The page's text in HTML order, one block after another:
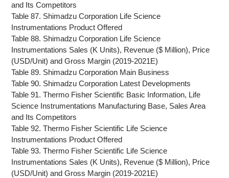
and Its Competitors
Table 87. Shimadzu Corporation Life Science
Instrumentations Product Offered
Table 88. Shimadzu Corporation Life Science
Instrumentations Sales (K Units), Revenue ($ Million), Price
(USD/Unit) and Gross Margin (2019-2021E)
Table 89. Shimadzu Corporation Main Business
Table 90. Shimadzu Corporation Latest Developments
Table 91. Thermo Fisher Scientific Basic Information, Life
Science Instrumentations Manufacturing Base, Sales Area
and Its Competitors
Table 92. Thermo Fisher Scientific Life Science
Instrumentations Product Offered
Table 93. Thermo Fisher Scientific Life Science
Instrumentations Sales (K Units), Revenue ($ Million), Price
(USD/Unit) and Gross Margin (2019-2021E)